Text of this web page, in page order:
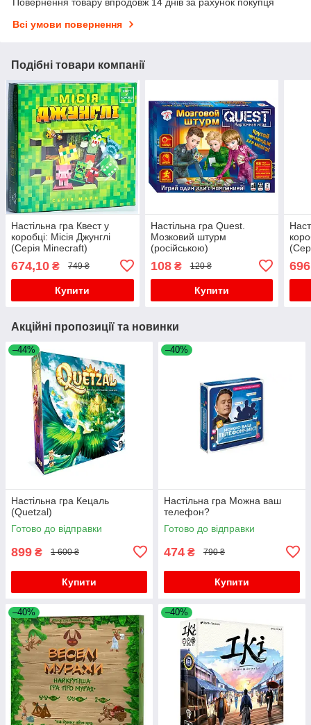
Повернення товару впродовж 14 днів за рахунок покупця
Всі умови повернення
Подібні товари компанії
Настільна гра Квест у
коробці: Місія Джунглі
(Серія Minecraft)
674,10 ₴ 749 ₴
Купити
Настільна гра Quest.
Мозковий штурм
(російською)
108₴ 120 ₴
Купити
Акційні пропозиції та новинки
–44%
Настільна гра Кецаль
(Quetzal)
Готово до відправки
899 ₴ 1 600 ₴
Купити
–40%
Настільна гра Можна ваш
телефон?
Готово до відправки
474 ₴ 790 ₴
Купити
–40% –40%